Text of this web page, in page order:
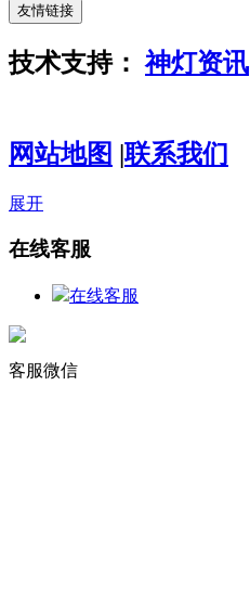
友情链接
技术支持：神灯资讯
网站地图 |联系我们
展开
在线客服
在线客服
客服微信